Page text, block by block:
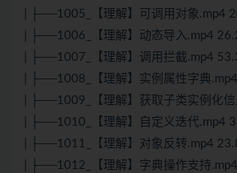
| ├──1005_【理解】可调用对象.mp4
| ├──1006_【理解】动态导入.mp4
| ├──1007_【理解】调用拦截.mp4
| ├──1008_【理解】实例属性字典
| ├──1009_【理解】获取子类实例化
| ├──1010_【理解】自定义迭代.mp4
| ├──1011_【理解】对象反转.mp4
| ├──1012_【理解】字典操作支持